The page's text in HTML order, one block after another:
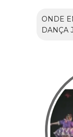
ONDE
DANÇA